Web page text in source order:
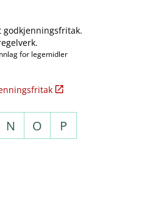
godkjenningsfritak.
for legemidler
N O
P